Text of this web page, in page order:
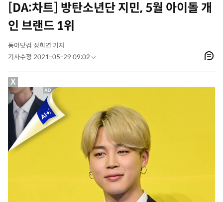
[DA:차트] 방탄소년단 지민, 5월 아이돌 개
인 브랜드 1위
동아닷컴 정희연 기자
기사수정 2021-05-29 09:02
X